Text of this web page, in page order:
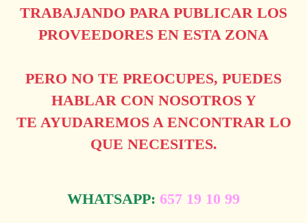
TRABAJANDO PARA PUBLICAR LOS
PROVEEDORES EN ESTA ZONA
PERO NO TE PREOCUPES, PUEDES
HABLAR CON NOSOTROS Y
TE AYUDAREMOS A ENCONTRAR LO
QUE NECESITES.
WHATSAPP: 657 19 10 99